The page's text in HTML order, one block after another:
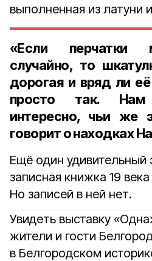
выполненная из латуни
«Если перчатки
случайно, то
дорогая и вряд ли
просто так.
интересно, чьи
говорит о находках
Ещё один удивительный
записная книжка 19
Но записей в ней нет.
Увидеть выставку
жители и гости
в Белгородском